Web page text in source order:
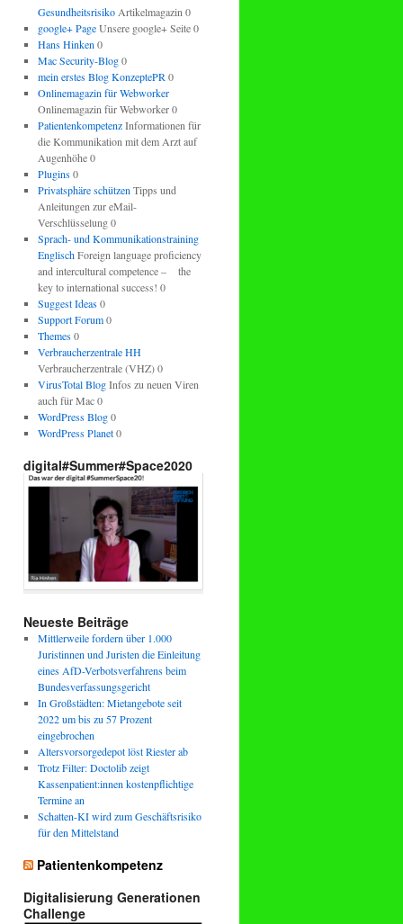
GesundheitsrisikoArtikelmagazin 0
google+ PageUnsere google+ Seite 0
Hans Hinken 0
Mac Security-Blog0
mein erstes Blog KonzeptePR 0
Onlinemagazin für Webworker
Onlinemagazin für Webworker 0
PatientenkompetenzInformationen für
die Kommunikation mit dem Arzt auf
Augenhöhe 0
Plugins0
Privatsphäre schützen Tipps und
Anleitungen zur eMail-
Verschlüsselung 0
Sprach- und Kommunikationstraining
EnglischForeign language proficiency
and intercultural competence – the
key to international success! 0
Suggest Ideas0
Support Forum0
Themes0
Verbraucherzentrale HH
Verbraucherzentrale (VHZ) 0
VirusTotal BlogInfos zu neuen Viren
auch für Mac 0
WordPress Blog0
WordPress Planet0
digital#Summer#Space2020
Neueste Beiträge
Mittlerweile fordern über 1.000
Juristinnen und Juristen die Einleitung
eines AfD-Verbotsverfahrens beim
Bundesverfassungsgericht
In Großstädten: Mietangebote seit
2022 um bis zu 57 Prozent
eingebrochen
Altersvorsorgedepot löst Riester ab
Trotz Filter: Doctolib zeigt
Kassenpatient:innen kostenpflichtige
Termine an
Schatten-KI wird zum Geschäftsrisiko
für den Mittelstand
Patientenkompetenz
Digitalisierung Generationen
Challenge